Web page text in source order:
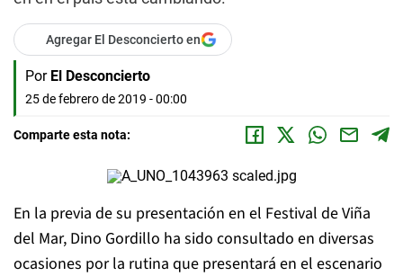
Agregar El Desconcierto en
Por El Desconcierto
25 de febrero de 2019 - 00:00
Comparte esta nota:
En la previa de su presentación en el Festival de Viña
del Mar, Dino Gordillo ha sido consultado en diversas
ocasiones por la rutina que presentará en el escenario